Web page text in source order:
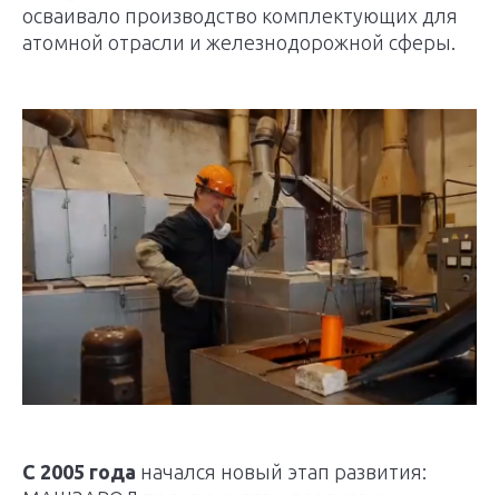
осваивало производство комплектующих для
атомной отрасли и железнодорожной сферы.
С 2005 года начался новый этап развития: